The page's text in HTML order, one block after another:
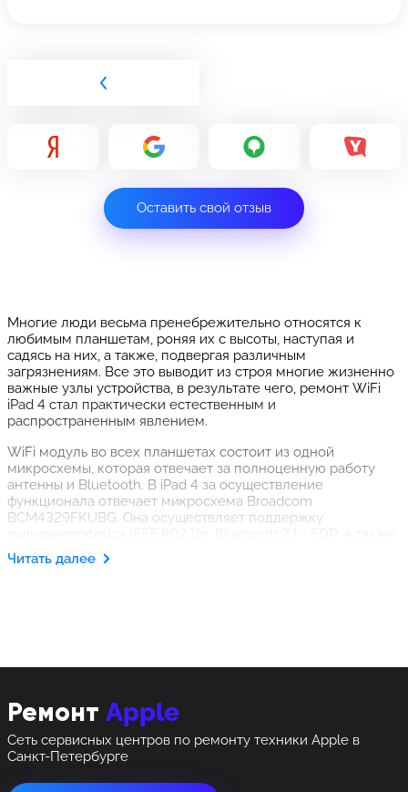
Оставить свой отзыв
Многие люди весьма пренебрежительно относятся к
любимым планшетам, роняя их с высоты, наступая и
садясь на них, а также, подвергая различным
загрязнениям. Все это выводит из строя многие жизненно
важные узлы устройства, в результате чего, ремонт WiFi
iPad 4 стал практически естественным и
распространенным явлением.
WiFi модуль во всех планшетах состоит из одной
микросхемы, которая отвечает за полноценную работу
антенны и Bluetooth. В iPad 4 за осуществление
функционала отвечает микросхема Broadcom
BCM4329FKUBG. Она осуществляет поддержку
FM радиоприемника, которого нет в технической начинке
этого планшета. Используя необходимое оборудование,
Читать далее
Ремонт Apple
Сеть сервисных центров по ремонту техники Apple в
Санкт-Петербурге